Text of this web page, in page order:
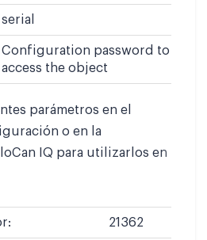
serial
Configuration password to
access the object
parámetros en el
o en la
IQ para utilizarlos en
21362